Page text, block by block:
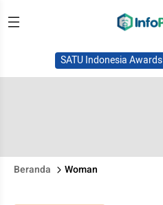
SATU Indonesia Awards
Beranda Woman